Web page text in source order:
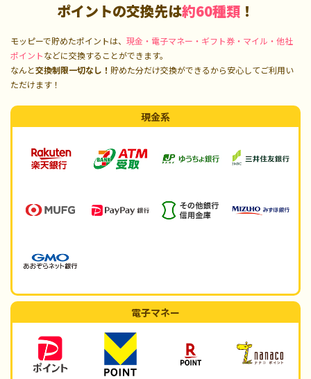
ポイントの交換先は約60種類 ！
モッピーで貯めたポイントは、 現金・電子マネー・ギフト券・マイル・他社
ポイントなどに交換することができます。
なんと交換制限一切なし！ 貯めた分だけ交換ができるから安心してご利用い
ただけます！
現金系
電子マネー